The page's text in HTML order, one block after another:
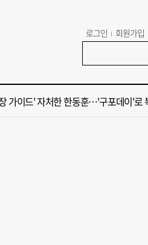
로그인 회원가입
청사, 북항 재개발 부지 복합항만지구
가이드' 자처한 한동훈…'구포데이'로 북구 알
기 만에 노조 생긴 두 기업, 닮은 꼴 노